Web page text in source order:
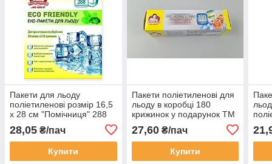
Пакети для льоду
поліетиленові розмір 16,5
х 28 см "Помічниця" 288
шт/уп. для приготування
льоду
28,05 ₴/пач
Купити
Пакети поліетиленові для
льоду в коробці 180
крижинок у подарунок ТМ
27,60₴/пач
Купити